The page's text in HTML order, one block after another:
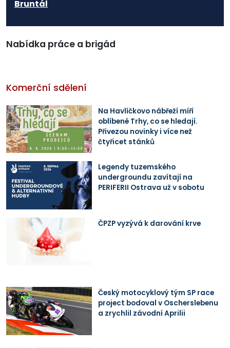
Bruntál
Nabídka práce a brigád
Komerční sdělení
Na Havlíčkovo nábřeží míří
oblíbené Trhy, co se hledají.
Přivezou novinky i více než
čtyřicet stánků
Legendy tuzemského
undergroundu zavítají na
PERIFERII Ostrava už v sobotu
ČPZP vyzývá k darování krve
Český motocyklový tým SP race
project bodoval v Oscherslebenu
a zrychlil závodní Aprilii